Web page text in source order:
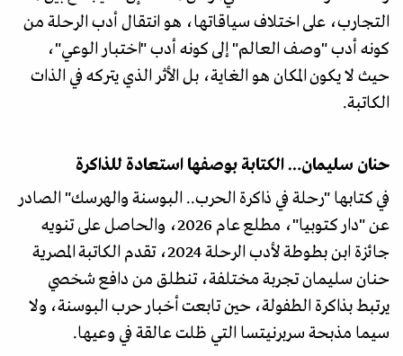
التجارب، على اختلاف سياقاتها، هو انتقال أدب الرحلة من
كونه أدب "وصف العالم" إلى كونه أدب "اختبار الوعي"،
حيث لا يكون المكان هو الغاية، بل الأثر الذي يتركه في الذات
الكاتبة.
حنان سليمان… الكتابة بوصفها استعادة للذاكرة
في كتابها "رحلة في ذاكرة الحرب.. البوسنة والهرسك" الصادر
عن "دار كتوبيا"، مطلع عام 2026، والحاصل على تنويه
جائزة ابن بطوطة لأدب الرحلة 2024، تقدم الكاتبة المصرية
حنان سليمان تجربة مختلفة، تنطلق من دافع شخصي
يرتبط بذاكرة الطفولة، حين تابعت أخبار حرب البوسنة، ولا
سيما مذبحة سربرنيتسا التي ظلت عالقة في وعيها.